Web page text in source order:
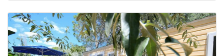
Snackbar und eine Pizzeria laden